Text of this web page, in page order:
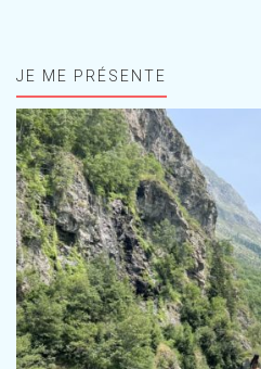
JE ME PRÉSENTE